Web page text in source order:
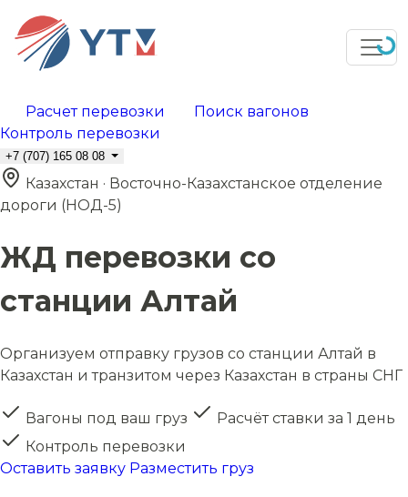
Расчет перевозки
Поиск вагонов
Контроль перевозки
+7 (707) 165 08 08
Казахстан · Восточно-Казахстанское отделение
дороги (НОД-5)
ЖД перевозки со
станции Алтай
Организуем отправку грузов со станции Алтай в
Казахстан и транзитом через Казахстан в страны СНГ
Вагоны под ваш груз
Расчёт ставки за 1 день
Контроль перевозки
Оставить заявку Разместить груз